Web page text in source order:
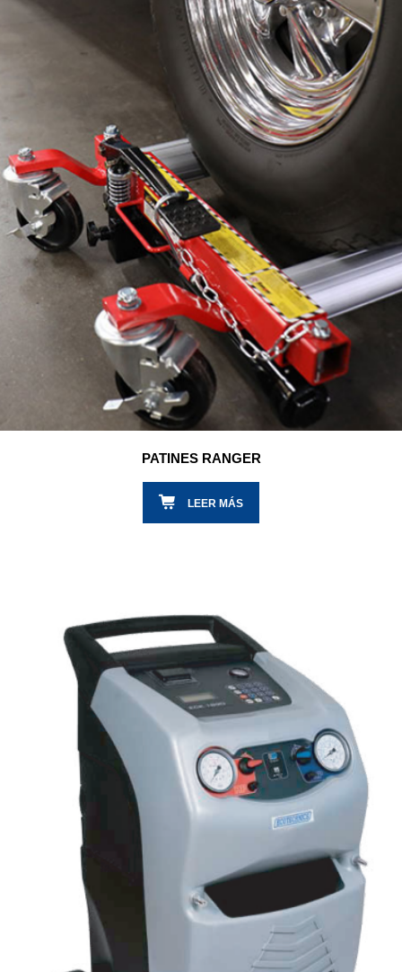
PATINES RANGER
LEER MÁS